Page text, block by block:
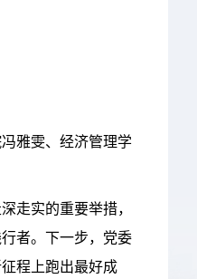
雅雯、经济管理学
走实的重要举措，
者。下一步，党委
程上跑出最好成